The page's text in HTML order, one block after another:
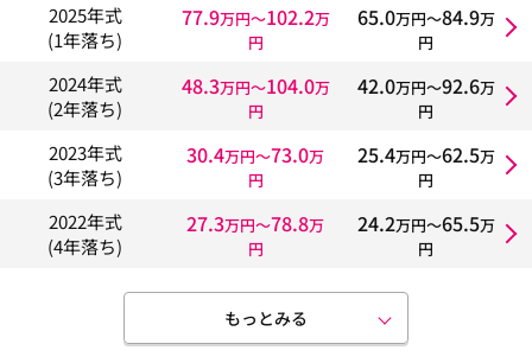
2025年式
(1年落ち)
77.9万円〜102.2万
円
65.0万円〜84.9万
円
2024年式
(2年落ち)
48.3万円〜104.0万
円
42.0万円〜92.6万
円
2023年式
(3年落ち)
30.4万円〜73.0万
円
25.4万円〜62.5万
円
2022年式
(4年落ち)
27.3万円〜78.8万
円
24.2万円〜65.5万
円
もっとみる